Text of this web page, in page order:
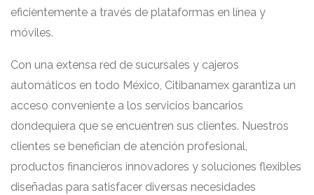
eficientemente a través de plataformas en línea y
móviles.
Con una extensa red de sucursales y cajeros
automáticos en todo México, Citibanamex garantiza un
acceso conveniente a los servicios bancarios
dondequiera que se encuentren sus clientes. Nuestros
clientes se benefician de atención profesional,
productos financieros innovadores y soluciones flexibles
diseñadas para satisfacer diversas necesidades